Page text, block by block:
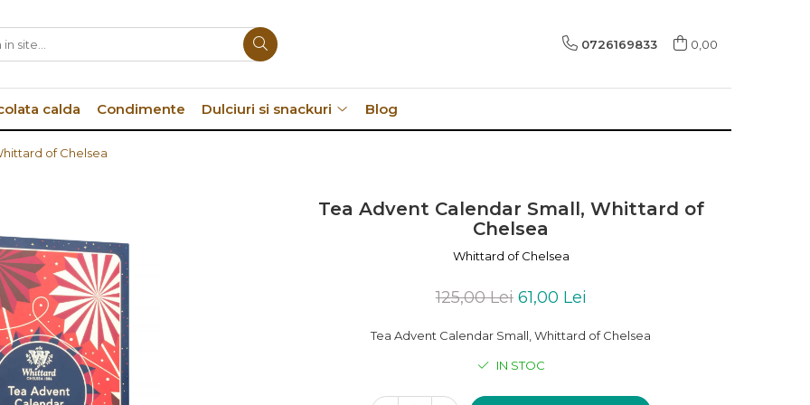
0726169833 0,00
calda Condimente Dulciuri si snackuri Blog
of Chelsea
Tea Advent Calendar Small, Whittard of
Chelsea
Whittard of Chelsea
125,00 Lei 61,00 Lei
Tea Advent Calendar Small, Whittard of Chelsea
IN STOC